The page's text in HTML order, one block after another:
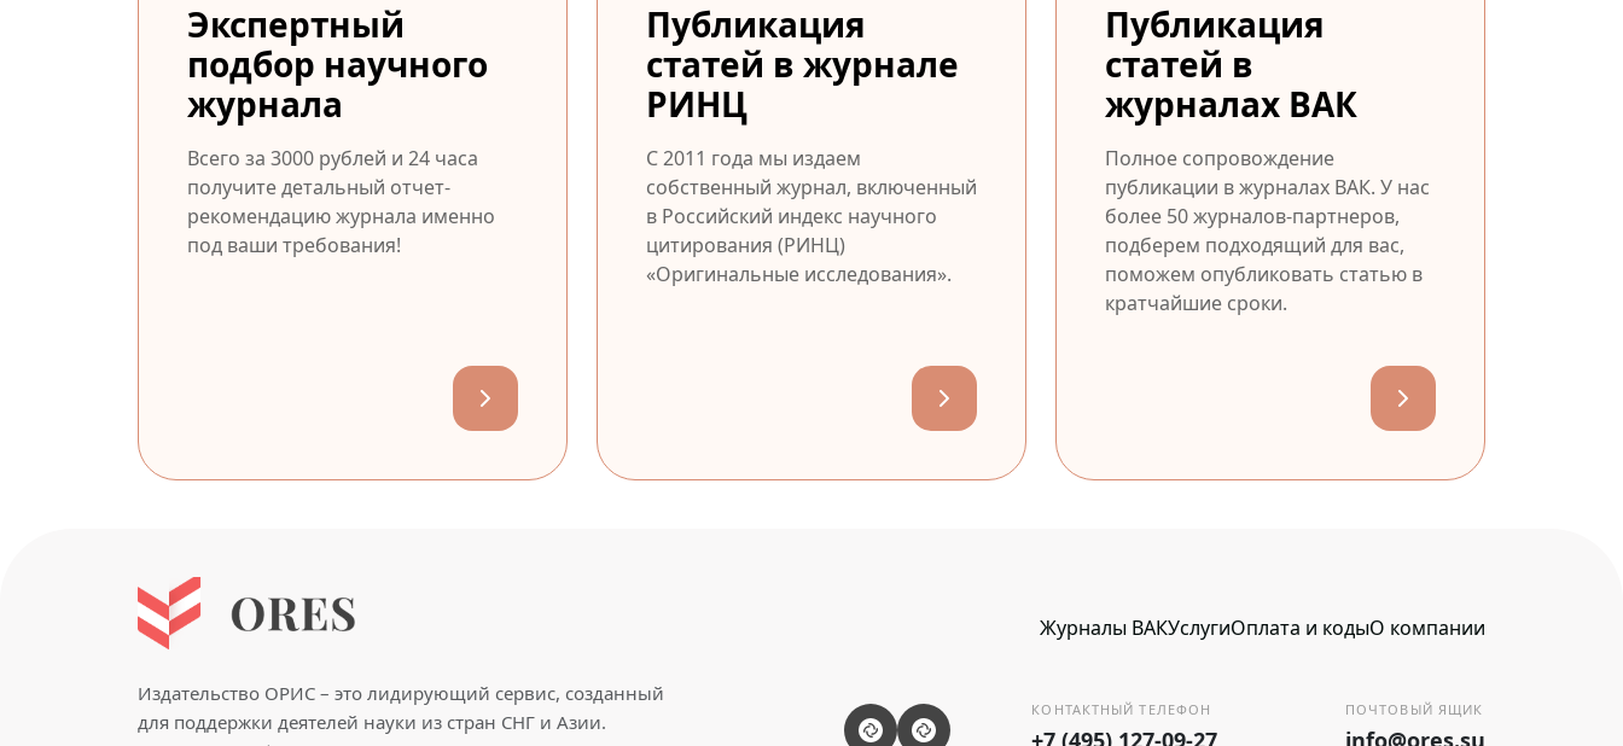
Экспертный
подбор научного
журнала
Всего за 3000 рублей и 24 часа
получите детальный отчет-
рекомендацию журнала именно
под ваши требования!
Публикация
статей в журнале
РИНЦ
С 2011 года мы издаем
собственный журнал, включенный
в Российский индекс научного
цитирования (РИНЦ)
«Оригинальные исследования».
Публикация
статей в
журналах ВАК
Полное сопровождение
публикации в журналах ВАК. У нас
более 50 журналов-партнеров,
подберем подходящий для вас,
поможем опубликовать статью в
кратчайшие сроки.
Издательство ОРИС – это лидирующий сервис, созданный
для поддержки деятелей науки из стран СНГ и Азии.
Журналы ВАКУслугиОплата и кодыО компании
КОНТАКТНЫЙ ТЕЛЕФОН
+7 (495) 127-09-27
ПОЧТОВЫЙ ЯЩИК
info@ores.su